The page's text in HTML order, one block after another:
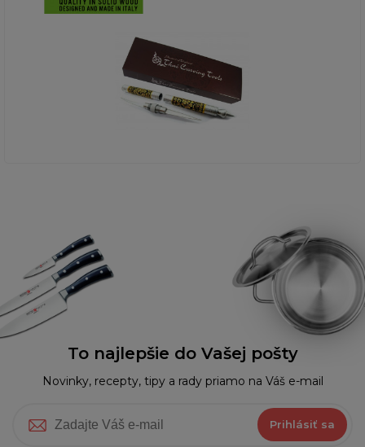
To najlepšie do Vašej pošty
Novinky, recepty, tipy a rady priamo na Váš e-mail
Prihlásiť sa